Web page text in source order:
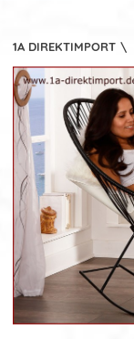
1A DIREKTIMPORT \